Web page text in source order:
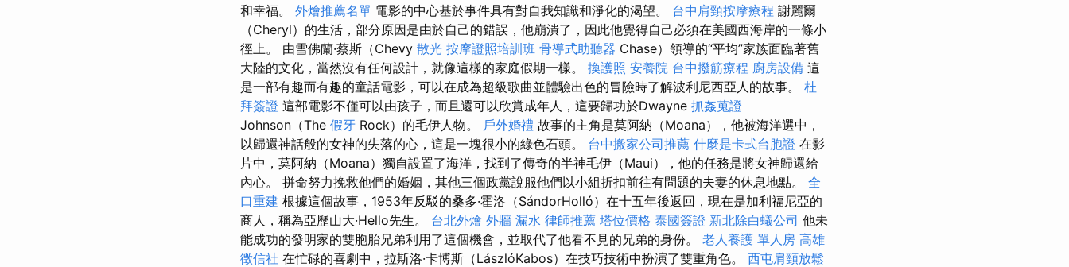
和幸福。 外燴推薦名單 電影的中心基於事件具有對自我知識和淨化的渴望。 台中肩頸按摩療程 謝麗爾
（Cheryl）的生活，部分原因是由於自己的錯誤，他崩潰了，因此他覺得自己必須在美國西海岸的一條小
徑上。 由雪佛蘭·蔡斯（Chevy 散光 按摩證照培訓班 骨導式助聽器 Chase）領導的“平均”家族面臨著舊
大陸的文化，當然沒有任何設計，就像這樣的家庭假期一樣。 換護照 安養院 台中撥筋療程 廚房設備 這
是一部有趣而有趣的童話電影，可以在成為超級歌曲並體驗出色的冒險時了解波利尼西亞人的故事。 杜
拜簽證 這部電影不僅可以由孩子，而且還可以欣賞成年人，這要歸功於Dwayne 抓姦蒐證
Johnson（The 假牙 Rock）的毛伊人物。 戶外婚禮 故事的主角是莫阿納（Moana），他被海洋選中，
以歸還神話般的女神的失落的心，這是一塊很小的綠色石頭。 台中搬家公司推薦 什麼是卡式台胞證 在影
片中，莫阿納（Moana）獨自設置了海洋，找到了傳奇的半神毛伊（Maui），他的任務是將女神歸還給
內心。 拼命努力挽救他們的婚姻，其他三個政黨說服他們以小組折扣前往有問題的夫妻的休息地點。 全
口重建 根據這個故事，1953年反駁的桑多·霍洛（SándorHolló）在十五年後返回，現在是加利福尼亞的
商人，稱為亞歷山大·Hello先生。 台北外燴 外牆 漏水 律師推薦 塔位價格 泰國簽證 新北除白蟻公司 他未
能成功的發明家的雙胞胎兄弟利用了這個機會，並取代了他看不見的兄弟的身份。 老人養護 單人房 高雄
徵信社 在忙碌的喜劇中，拉斯洛·卡博斯（LászlóKabos）在技巧技術中扮演了雙重角色。 西屯肩頸放鬆